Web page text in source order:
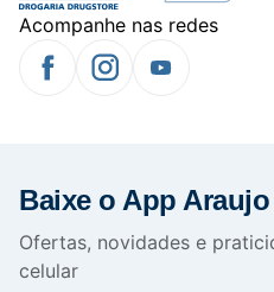
Acompanhe nas redes
Baixe o App
Ofertas, novidades e
celular